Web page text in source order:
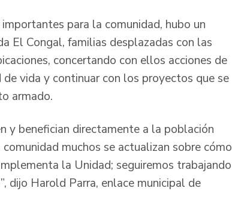
para la comunidad, hubo un
El Congal, familias desplazadas con las
concertando con ellos acciones de
vida y continuar con los proyectos que se
armado.
y benefician directamente a la población
muchos se actualizan sobre cómo
la Unidad; seguiremos trabajando
dijo Harold Parra, enlace municipal de